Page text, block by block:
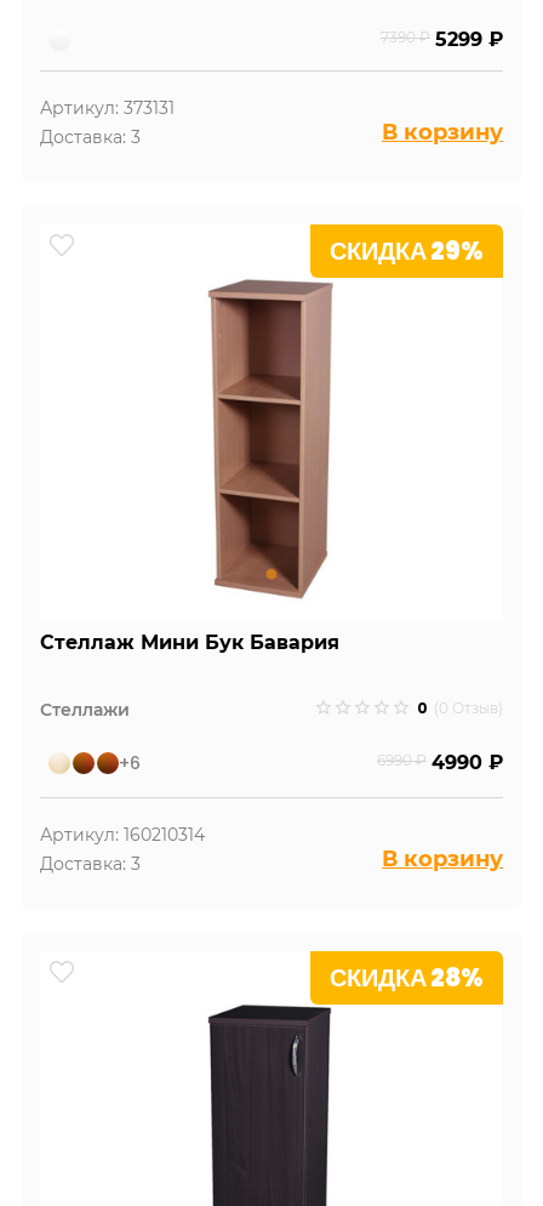
7390 ₽ 5299 ₽
Артикул: 373131
Доставка: 3
В корзину
СКИДКА 29%
Стеллаж Мини Бук Бавария
Стеллажи 0 (0 Отзыв)
+6 6990 ₽ 4990 ₽
Артикул: 160210314
Доставка: 3
В корзину
СКИДКА 28%